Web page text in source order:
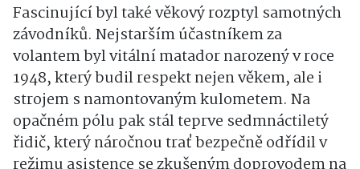
Fascinující byl také věkový rozptyl samotných
závodníků. Nejstarším účastníkem za
volantem byl vitální matador narozený v roce
1948, který budil respekt nejen věkem, ale i
strojem s namontovaným kulometem. Na
opačném pólu pak stál teprve sedmnáctiletý
řidič, který náročnou trať bezpečně odřídil v